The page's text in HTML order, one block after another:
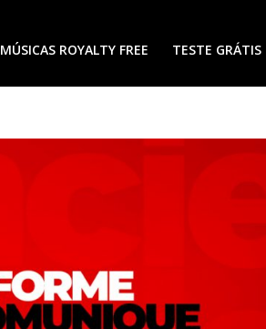
MÚSICAS ROYALTY FREE TESTE GRÁTIS